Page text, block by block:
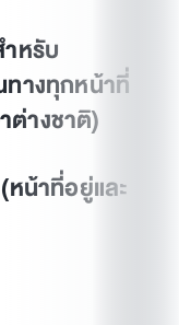
หรับ
างทุกหน้าที่
ต่างชาติ)
หน้าที่อยู่และ